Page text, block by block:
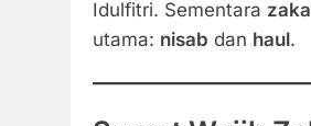
Idulfitri. Sementara
utama: nisab dan haul.